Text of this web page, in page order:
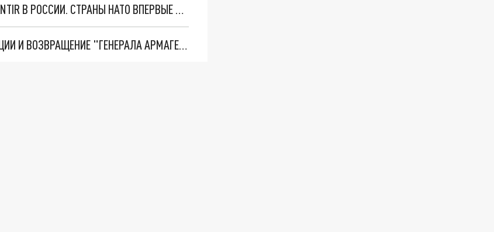
"ОЧЕНЬ ПЛОХИЕ НОВОСТИ": БОЛЬШАЯ ОШИБКА PALANTIR В РОССИИ. СТРАНЫ НАТО ВПЕРВЫЕ ЗА СВО ОСТАНОВИЛИ ПОСТАВКИ ОРУЖИЯ. ВСУ ТЕРЯЮТ ПРИГРАНИЧЬЕ?
ТРИ ГЛАВНЫХ ИНСАЙДА ОБ СВО. ОТМЕНА МОБИЛИЗАЦИИ И ВОЗВРАЩЕНИЕ "ГЕНЕРАЛА АРМАГЕДДОНА"? ОТЛИЧНЫЕ НОВОСТИ, КОТОРЫЕ ЖДАЛИ ВСЕ